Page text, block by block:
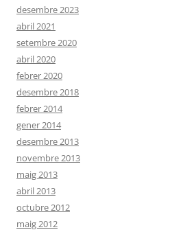
desembre 2023
abril 2021
setembre 2020
abril 2020
febrer 2020
desembre 2018
febrer 2014
gener 2014
desembre 2013
novembre 2013
maig 2013
abril 2013
octubre 2012
maig 2012